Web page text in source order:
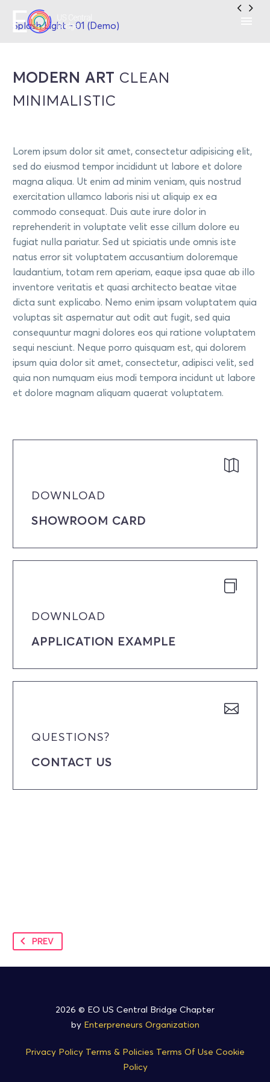
 
Splash Light - 01 (Demo)
MODERN ART CLEAN
MINIMALISTIC
Lorem ipsum dolor sit amet, consectetur adipisicing elit,
sed do eiusmod tempor incididunt ut labore et dolore
magna aliqua. Ut enim ad minim veniam, quis nostrud
exercitation ullamco laboris nisi ut aliquip ex ea
commodo consequat. Duis aute irure dolor in
reprehenderit in voluptate velit esse cillum dolore eu
fugiat nulla pariatur. Sed ut spiciatis unde omnis iste
natus error sit voluptatem accusantium doloremque
laudantium, totam rem aperiam, eaque ipsa quae ab illo
inventore veritatis et quasi architecto beatae vitae
dicta sunt explicabo. Nemo enim ipsam voluptatem quia
voluptas sit aspernatur aut odit aut fugit, sed quia
consequuntur magni dolores eos qui ratione voluptatem
sequi nesciunt. Neque porro quisquam est, qui dolorem
ipsum quia dolor sit amet, consectetur, adipisci velit, sed
quia non numquam eius modi tempora incidunt ut labore
et dolore magnam aliquam quaerat voluptatem.
DOWNLOAD
SHOWROOM CARD
DOWNLOAD
APPLICATION EXAMPLE
QUESTIONS?
CONTACT US
PREV
2026 © EO US Central Bridge Chapter
by Enterpreneurs Organization
Privacy Policy Terms & Policies Terms Of Use Cookie
Policy